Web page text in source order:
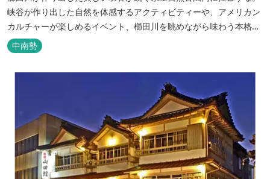
峡谷が作り出した自然を体感するアクティビティーや、アメリカン
カルチャーが楽しめるイベント、櫛田川を眺めながら味わう本格的
なアメリカンＢＢＱを体験することができる。 松阪の観光情報は、
松阪観光インフォメーションサイト ワクワ...
中南勢